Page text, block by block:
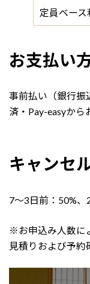
定員ベース
お支払い
事前払い（銀行振
済・Pay-easyから
キャンセ
7～3日前：50%
※お申込み人数に
見積りおよび予約